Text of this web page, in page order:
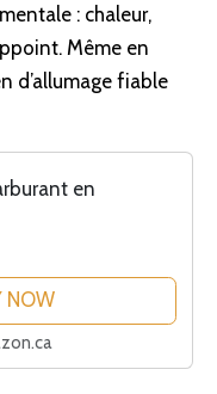
: chaleur,
Même en
d’allumage fiable
en
NOW